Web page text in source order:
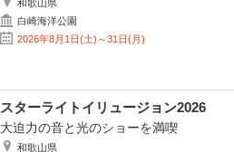
和歌山県
白崎海洋公園
2026年8月1日(土)～31日(月)
スターライトイリュージョン2026
大迫力の音と光のショーを満喫
和歌山県